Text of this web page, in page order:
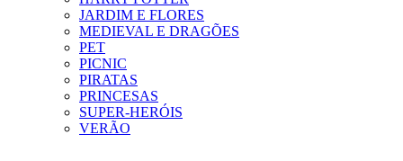
JARDIM E FLORES
MEDIEVAL E DRAGÕES
PET
PICNIC
PIRATAS
PRINCESAS
SUPER-HERÓIS
VERÃO